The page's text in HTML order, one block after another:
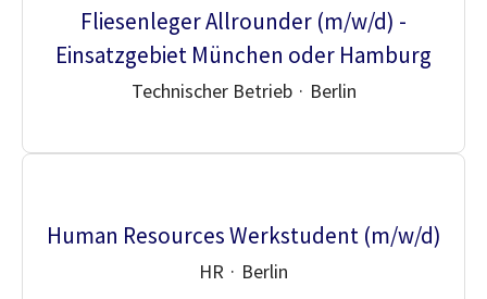
Fliesenleger Allrounder (m/w/d) -
Einsatzgebiet München oder Hamburg
Technischer Betrieb · Berlin
Human Resources Werkstudent (m/w/d)
HR · Berlin